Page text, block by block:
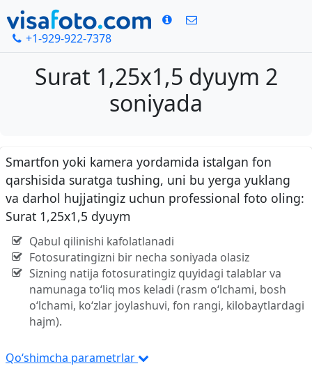
+1-929-922-7378
Surat 1,25x1,5 dyuym 2
soniyada
Smartfon yoki kamera yordamida istalgan fon
qarshisida suratga tushing, uni bu yerga yuklang
va darhol hujjatingiz uchun professional foto oling:
Surat 1,25x1,5 dyuym
Qabul qilinishi kafolatlanadi
Fotosuratingizni bir necha soniyada olasiz
Sizning natija fotosuratingiz quyidagi talablar va
namunaga to‘liq mos keladi (rasm o‘lchami, bosh
o‘lchami, ko‘zlar joylashuvi, fon rangi, kilobaytlardagi
hajm).
Qo‘shimcha parametrlar